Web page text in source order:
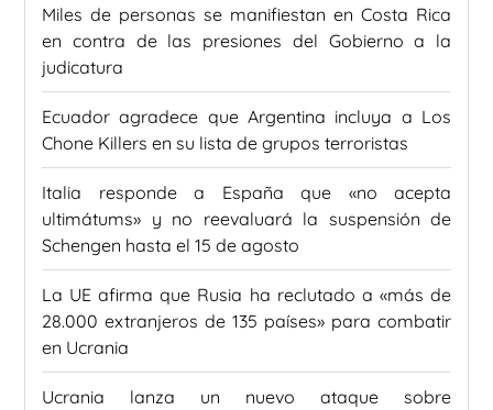
Miles de personas se manifiestan en Costa Rica
en contra de las presiones del Gobierno a la
judicatura
Ecuador agradece que Argentina incluya a Los
Chone Killers en su lista de grupos terroristas
Italia responde a España que «no acepta
ultimátums» y no reevaluará la suspensión de
Schengen hasta el 15 de agosto
La UE afirma que Rusia ha reclutado a «más de
28.000 extranjeros de 135 países» para combatir
en Ucrania
Ucrania lanza un nuevo ataque sobre